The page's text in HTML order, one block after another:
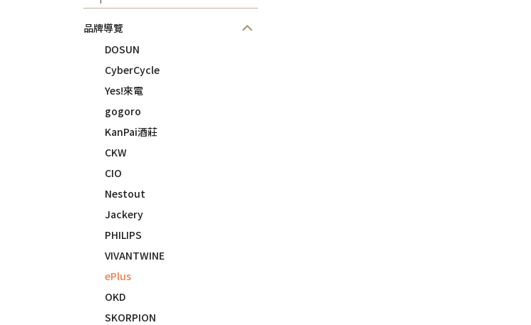
品牌導覽
DOSUN
CyberCycle
Yes!來電
gogoro
KanPai酒莊
CKW
CIO
Nestout
Jackery
PHILIPS
VIVANTWINE
ePlus
OKD
SKORPION